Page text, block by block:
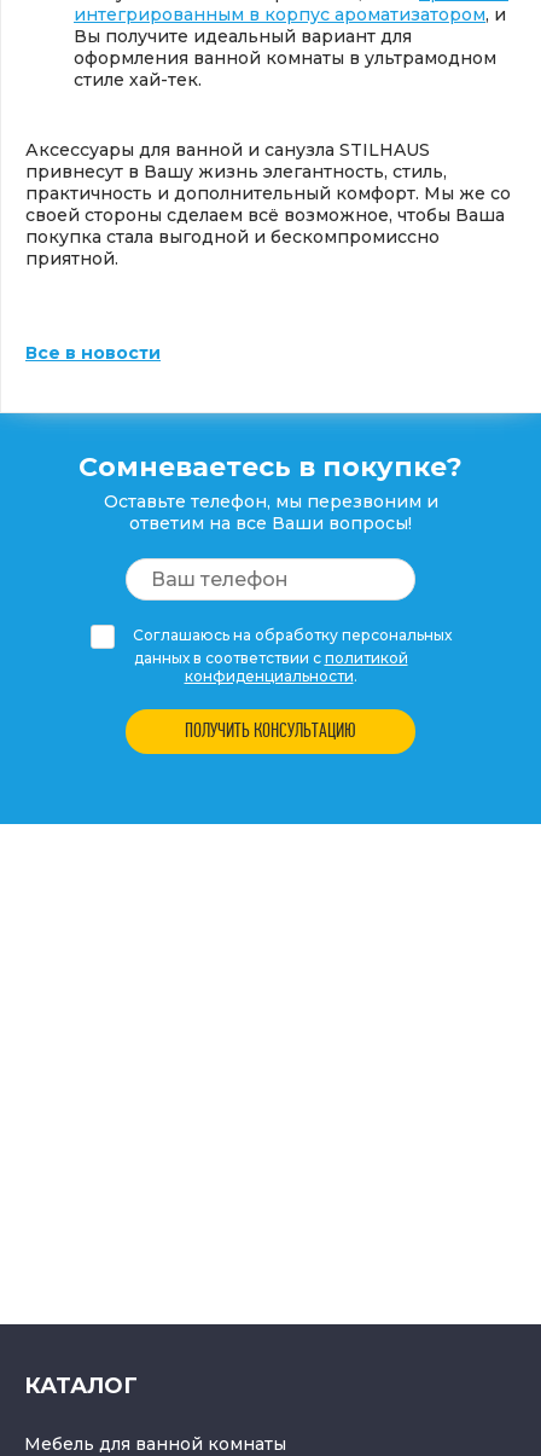
интегрированным в корпус ароматизатором, и
Вы получите идеальный вариант для
оформления ванной комнаты в ультрамодном
стиле хай-тек.
Аксессуары для ванной и санузла STILHAUS
привнесут в Вашу жизнь элегантность, стиль,
практичность и дополнительный комфорт. Мы же со
своей стороны сделаем всё возможное, чтобы Ваша
покупка стала выгодной и бескомпромиссно
приятной.
Все в новости
Сомневаетесь в покупке?
Оставьте телефон, мы перезвоним и
ответим на все Ваши вопросы!
Соглашаюсь на обработку персональных
данных в соответствии с политикой
конфиденциальности.
ПОЛУЧИТЬ КОНСУЛЬТАЦИЮ
КАТАЛОГ
Мебель для ванной комнаты